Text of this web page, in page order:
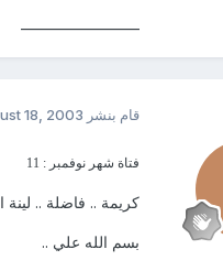
قام بنشر 18, 2003
فتاة شهر نوفمبر : 11
كريمة .. فاضلة ..
بسم الله علي ..